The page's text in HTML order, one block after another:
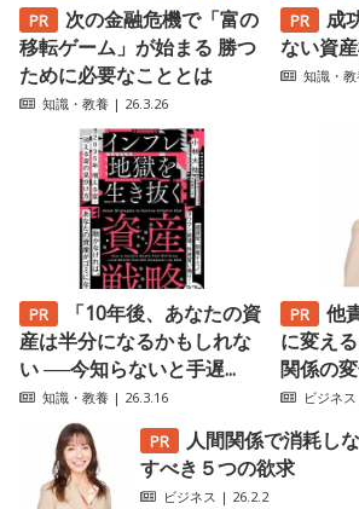
次の金融危機で「富の
移転ゲーム」が始まる 勝つ
ために必要なこととは
知識・教養 | 26.3.26
成
ない資
知識・教
「10年後、あなたの資
産は半分になるかもしれな
い ──今知らないと手遅...
知識・教養 | 26.3.16
他
に変え
関係の
ビジネス
人間関係で消耗し
すべき５つの欲求
ビジネス | 26.2.2